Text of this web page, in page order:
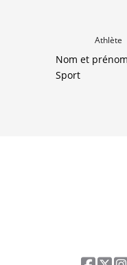
Athlète
Nom et prénom
Sport